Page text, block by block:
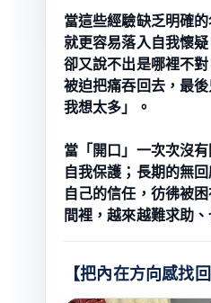
當這些經驗缺乏明確
就更容易落入自我懷
卻又說不出是哪裡不
被迫把痛吞回去，最
我想太多」。
當「開口」一次次沒
自我保護；長期的無
自己的信任，彷彿被
間裡，越來越難求助
【把內在方向感找回